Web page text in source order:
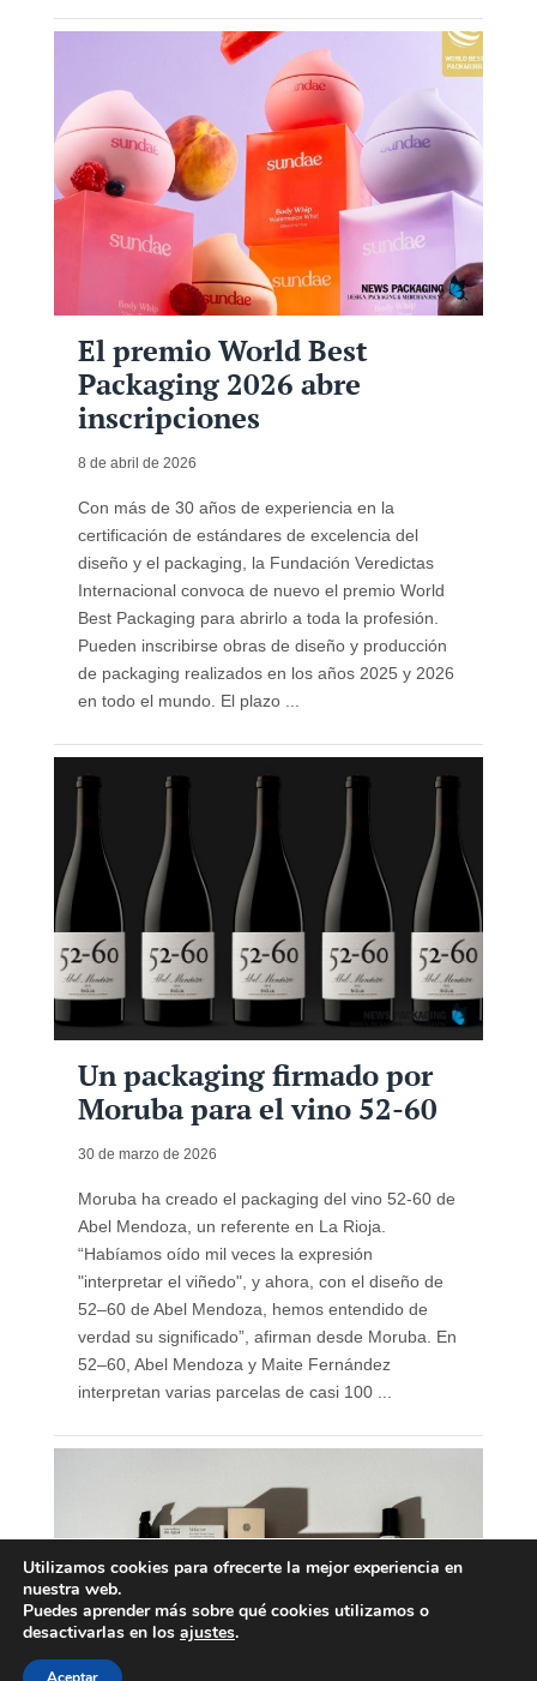
El premio World Best
Packaging 2026 abre
inscripciones
8 de abril de 2026
Con más de 30 años de experiencia en la
certificación de estándares de excelencia del
diseño y el packaging, la Fundación Veredictas
Internacional convoca de nuevo el premio World
Best Packaging para abrirlo a toda la profesión.
Pueden inscribirse obras de diseño y producción
de packaging realizados en los años 2025 y 2026
en todo el mundo. El plazo ...
Un packaging firmado por
Moruba para el vino 52-60
30 de marzo de 2026
Moruba ha creado el packaging del vino 52-60 de
Abel Mendoza, un referente en La Rioja.
“Habíamos oído mil veces la expresión
"interpretar el viñedo", y ahora, con el diseño de
52–60 de Abel Mendoza, hemos entendido de
verdad su significado”, afirman desde Moruba. En
52–60, Abel Mendoza y Maite Fernández
interpretan varias parcelas de casi 100 ...
Utilizamos cookies para ofrecerte la mejor experiencia en
nuestra web.
Puedes aprender más sobre qué cookies utilizamos o
desactivarlas en los ajustes.